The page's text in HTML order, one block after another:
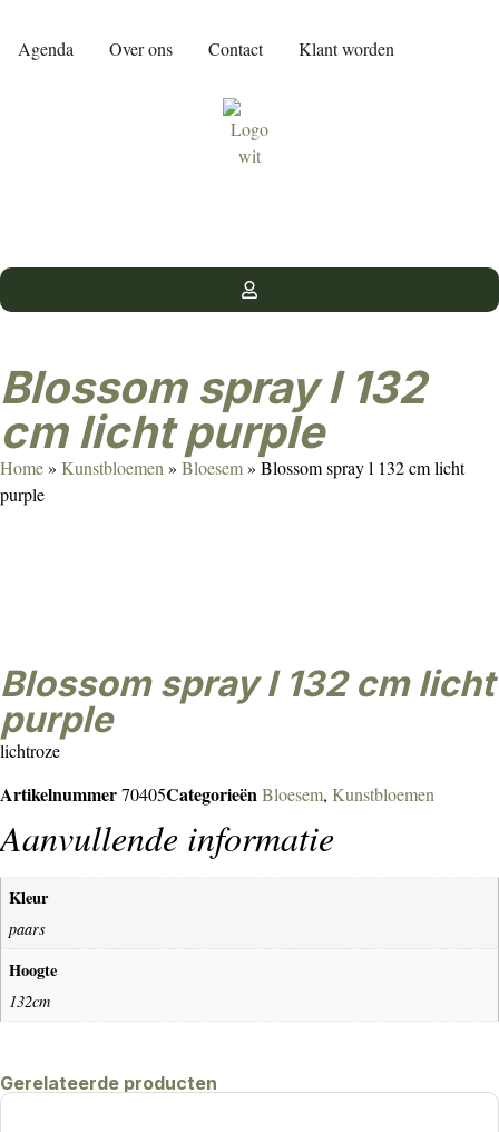
Agenda Over ons Contact Klant worden
Blossom spray l 132
cm licht purple
Home» Kunstbloemen » Bloesem» Blossom spray l 132 cm licht
purple
Blossom spray l 132 cm licht
purple
lichtroze
Artikelnummer70405CategorieënBloesem, Kunstbloemen
Aanvullende informatie
Kleur
paars
Hoogte
132cm
Gerelateerde producten